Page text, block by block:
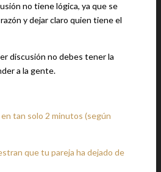
no tiene lógica, ya que se
y dejar claro quien tiene el
discusión no debes tener la
a la gente.
tan solo 2 minutos (según
que tu pareja ha dejado de